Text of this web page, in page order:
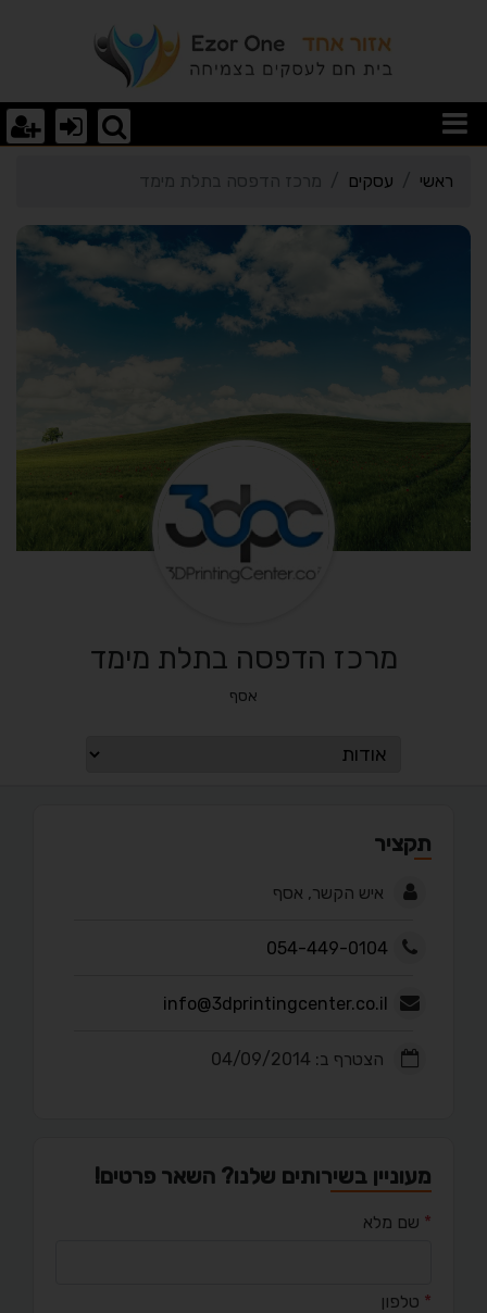
פרטי כרטיס העסק מרכז
ראשי עסקים מרכז הדפסה בתלת מימד
מרכז הדפסה בתלת מימד
אסף
תקציר
איש הקשר, אסף
054-449-0104
info@3dprintingcenter.co.il
הצטרף ב: 04/09/2014
מעוניין בשירותים שלנו? השאר פרטים!
* שם מלא
* טלפון